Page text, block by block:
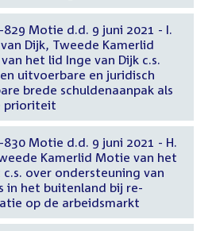
829 Motie d.d. 9 juni 2021 - I.
Dijk, Tweede Kamerlid
het lid Inge van Dijk c.s.
uitvoerbare en juridisch
brede schuldenaanpak als
prioriteit
830 Motie d.d. 9 juni 2021 - H.
Kamerlid Motie van het
c.s. over ondersteuning van
in het buitenland bij re-
op de arbeidsmarkt